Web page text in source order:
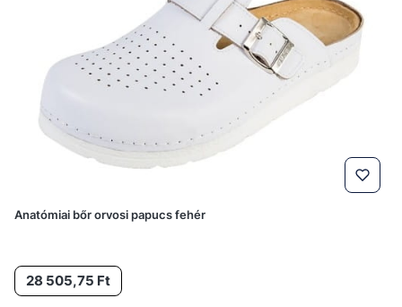
Anatómiai bőr orvosi papucs fehér
Ár28 505,75 Ft